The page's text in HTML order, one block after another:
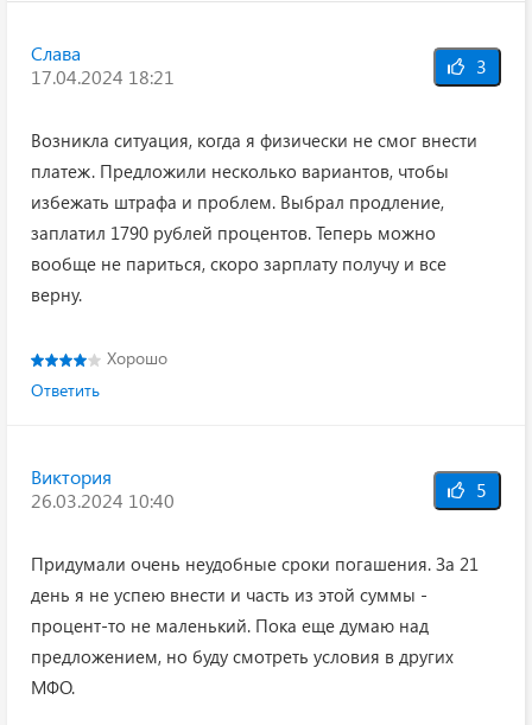
Слава
17.04.2024 18:21
3
Возникла ситуация, когда я физически не смог внести
платеж. Предложили несколько вариантов, чтобы
избежать штрафа и проблем. Выбрал продление,
заплатил 1790 рублей процентов. Теперь можно
вообще не париться, скоро зарплату получу и все
верну.
Хорошо
Ответить
Виктория
26.03.2024 10:40
5
Придумали очень неудобные сроки погашения. За 21
день я не успею внести и часть из этой суммы -
процент-то не маленький. Пока еще думаю над
предложением, но буду смотреть условия в других
МФО.